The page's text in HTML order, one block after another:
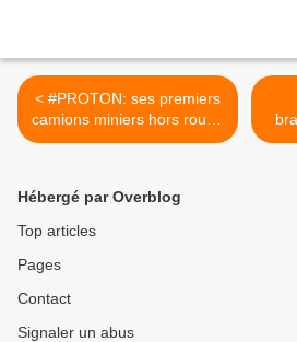
< #PROTON: ses premiers
camions miniers hors route.
[reddit.u/CSINATECH40202
Hébergé par Overblog
Top articles
Pages
Contact
Signaler un abus